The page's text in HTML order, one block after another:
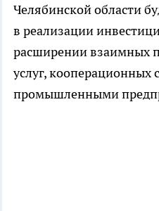
Челябинской области
в реализации
расширении взаимных
услуг, кооперационных
промышленными